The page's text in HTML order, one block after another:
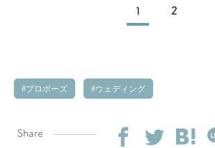
1 2
プロポーズ ウェディング
Share